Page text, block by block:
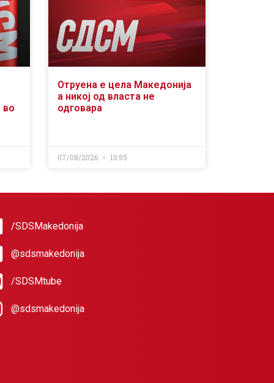
во
Отруена е цела Македонија
а никој од власта не
одговара
07/08/2026 10:55
/SDSMakedonija
@sdsmakedonija
/SDSMtube
@sdsmakedonija